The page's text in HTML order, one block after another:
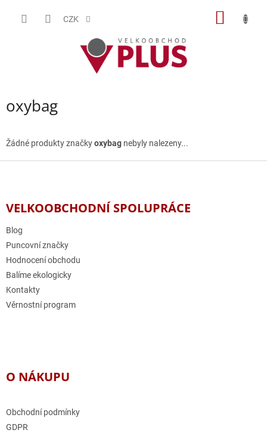
CZK
oxybag
Žádné produkty značkyoxybag nebyly nalezeny...
Z
VELKOOBCHODNÍ SPOLUPRÁCE
Blog
Puncovní značky
Hodnocení obchodu
Balíme ekologicky
Kontakty
Věrnostní program
O NÁKUPU
Obchodní podmínky
GDPR